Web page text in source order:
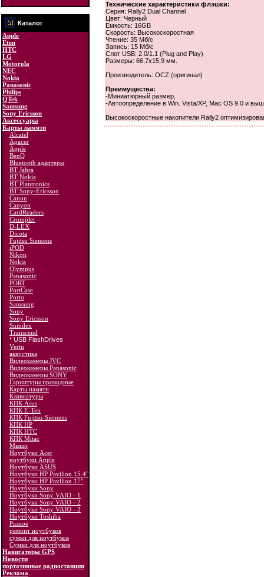
Каталог
Apple
Eten
HTC
LG
Motorola
NEC
Nokia
Panasonic
Philips
QTek
Samsung
Sony Ericsson
Аксессуары
Карты памяти
Alcatel
Apacer
Apple
BenQ
Bluetooth адаптеры
BT Jabra
BT Nokia
BT Plantronics
BT Sony-Ericsson
Canon
Canyon
CardReaders
Crumpler
D-LEX
Dicota
Fujitsu Siemens
iPOD
Nikon
Nokia
Olympus
Panasonic
PORT
PortCase
Porto
Samsung
Sony
Sony Ericsson
Sumdex
Transcend
* USB FlashDrives
Vertu
аккустика
Видеокамеры JVC
Видеокамеры Panasonic
Видеокамеры SONY
Гарнитуры проводные
Карты памяти
Клавиатуры
КПК Asus
КПК E-Ten
КПК Fujitsu-Siemens
КПК HP
КПК HTC
КПК Mitac
Мыши
Ноутбуки Acer
ноутбуки Apple
Ноутбуки ASUS
Ноутбуки HP Pavilion 15.4"
Ноутбуки HP Pavilion 17"
Ноутбуки Sony
Ноутбуки Sony VAIO - 1
Ноутбуки Sony VAIO - 2
Ноутбуки Sony VAIO - 3
Ноутбуки Toshiba
Разное
ремонт ноутбуков
сумки для ноутбуков
Сумки для ноутбуков
Навигаторы GPS
Новости
портативные радиостанции
Реклама
Технические характеристики флэшки:
Серия: Rally2 Dual Channel
Цвет: Черный
Емкость: 16GB
Скорость: Высокоскоростная
Чтение: 35 Мб/с
Запись: 15 Мб/с
Слот USB: 2.0/1.1 (Plug and Play)
Размеры: 66,7х15,9 мм.
Производитель: OCZ (оригинал)
Преимущества:
-Миниатюрный размер,
-Автоопределение в Win. Vista/XP, Mac OS 9.0 и
Высокоскоростные накопители Rally2